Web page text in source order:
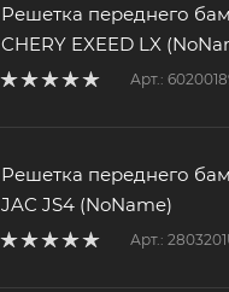
Решетка переднего
CHERY EXEED LX
Арт.:
Решетка переднего
JAC JS4 (NoName)
Арт.: